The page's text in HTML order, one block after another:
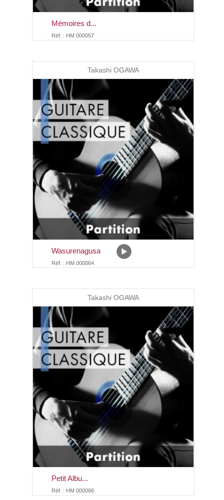
Mémoires d...
Réf. : HM 000057
Takashi OGAWA
Wasurenagusa
Réf. : HM 000064
Takashi OGAWA
Petit Albu...
Réf. : HM 000066